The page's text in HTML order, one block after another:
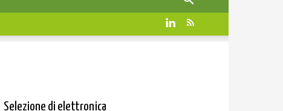
Selezione di elettronica